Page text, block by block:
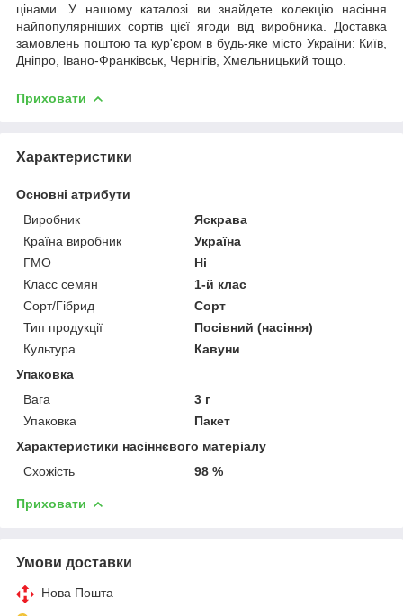
цінами. У нашому каталозі ви знайдете колекцію насіння
найпопулярніших сортів цієї ягоди від виробника. Доставка
замовлень поштою та кур'єром в будь-яке місто України: Київ,
Дніпро, Івано-Франківськ, Чернігів, Хмельницький тощо.
Приховати
Характеристики
Основні атрибути
Виробник
Яскрава
Країна виробник
Україна
ГМО
Ні
Класс семян
1-й клас
Сорт/Гібрид
Сорт
Тип продукції
Посівний (насіння)
Культура
Кавуни
Упаковка
Вага
3 г
Упаковка
Пакет
Характеристики насіннєвого матеріалу
Схожість
98 %
Приховати
Умови доставки
Нова Пошта